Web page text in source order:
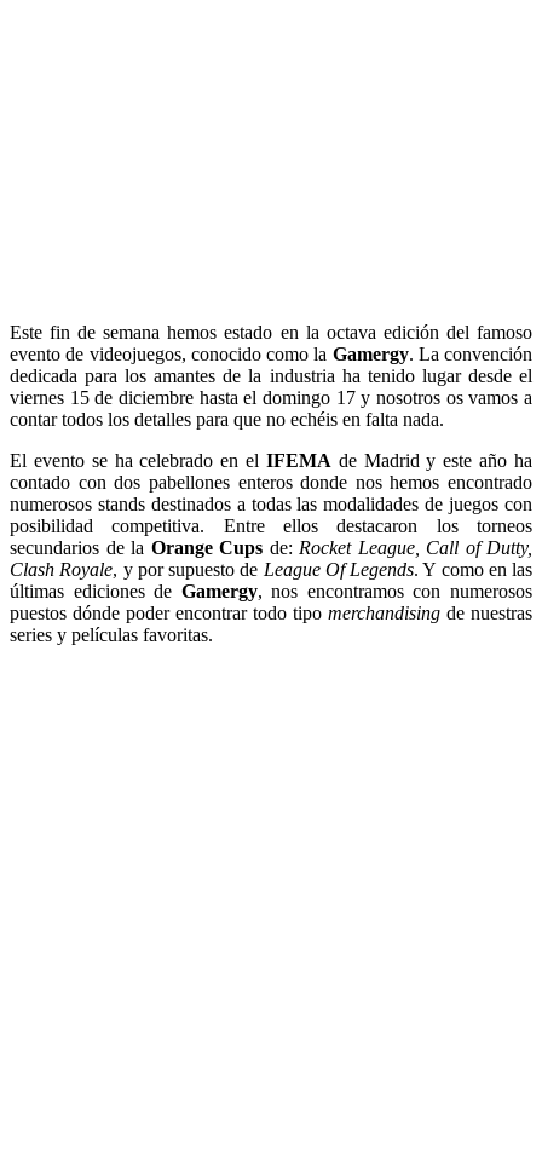
Este fin de semana hemos estado en la octava edición del famoso
evento de videojuegos, conocido como la Gamergy. La convención
dedicada para los amantes de la industria ha tenido lugar desde el
viernes 15 de diciembre hasta el domingo 17 y nosotros os vamos a
contar todos los detalles para que no echéis en falta nada.
El evento se ha celebrado en el IFEMA de Madrid y este año ha
contado con dos pabellones enteros donde nos hemos encontrado
numerosos stands destinados a todas las modalidades de juegos con
posibilidad competitiva. Entre ellos destacaron los torneos
secundarios de la Orange Cups de: Rocket League, Call of Dutty,
Clash Royale, y por supuesto de League Of Legends. Y como en las
últimas ediciones de Gamergy, nos encontramos con numerosos
puestos dónde poder encontrar todo tipo merchandising de nuestras
series y películas favoritas.